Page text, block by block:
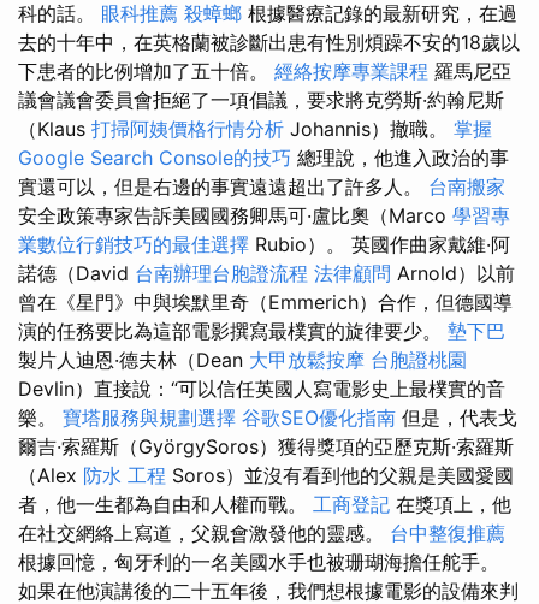
科的話。 眼科推薦 殺蟑螂 根據醫療記錄的最新研究，在過
去的十年中，在英格蘭被診斷出患有性別煩躁不安的18歲以
下患者的比例增加了五十倍。 經絡按摩專業課程 羅馬尼亞
議會議會委員會拒絕了一項倡議，要求將克勞斯·約翰尼斯
（Klaus 打掃阿姨價格行情分析 Johannis）撤職。 掌握
Google Search Console的技巧 總理說，他進入政治的事
實還可以，但是右邊的事實遠遠超出了許多人。 台南搬家
安全政策專家告訴美國國務卿馬可·盧比奧（Marco 學習專
業數位行銷技巧的最佳選擇 Rubio）。 英國作曲家戴維·阿
諾德（David 台南辦理台胞證流程 法律顧問 Arnold）以前
曾在《星門》中與埃默里奇（Emmerich）合作，但德國導
演的任務要比為這部電影撰寫最樸實的旋律要少。 墊下巴
製片人迪恩·德夫林（Dean 大甲放鬆按摩 台胞證桃園
Devlin）直接說：“可以信任英國人寫電影史上最樸實的音
樂。 寶塔服務與規劃選擇 谷歌SEO優化指南 但是，代表戈
爾吉·索羅斯（GyörgySoros）獲得獎項的亞歷克斯·索羅斯
（Alex 防水 工程 Soros）並沒有看到他的父親是美國愛國
者，他一生都為自由和人權而戰。 工商登記 在獎項上，他
在社交網絡上寫道，父親會激發他的靈感。 台中整復推薦
根據回憶，匈牙利的一名美國水手也被珊瑚海擔任舵手。
如果在他演講後的二十五年後，我們想根據電影的設備來判